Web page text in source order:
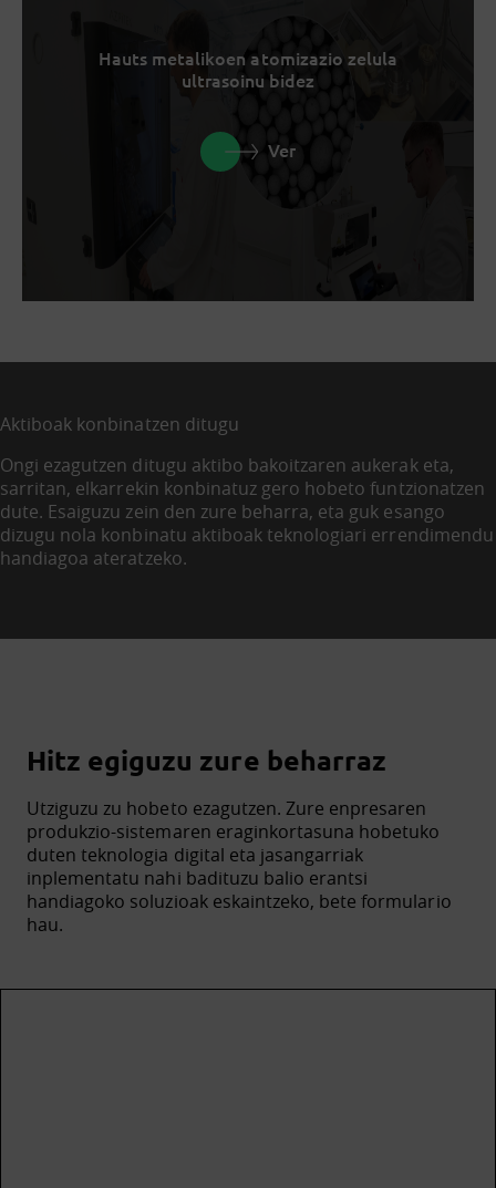
Hauts metalikoen atomizazio zelula
ultrasoinu bidez
Ver
Aktiboak konbinatzen ditugu
Ongi ezagutzen ditugu aktibo bakoitzaren aukerak eta,
sarritan, elkarrekin konbinatuz gero hobeto funtzionatzen
dute. Esaiguzu zein den zure beharra, eta guk esango
dizugu nola konbinatu aktiboak teknologiari errendimendu
handiagoa ateratzeko.
Hitz egiguzu zure beharraz
Utziguzu zu hobeto ezagutzen. Zure enpresaren
produkzio-sistemaren eraginkortasuna hobetuko
duten teknologia digital eta jasangarriak
inplementatu nahi badituzu balio erantsi
handiagoko soluzioak eskaintzeko, bete formulario
hau.